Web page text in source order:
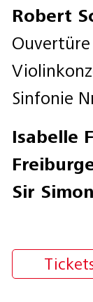
Robert
Sinfonie
Isabelle
Sir